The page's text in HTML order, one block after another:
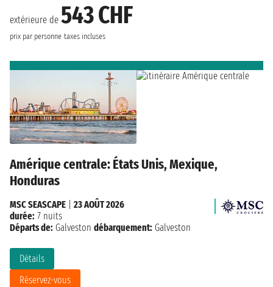
extérieure de 543 CHF
prix par personne taxes incluses
Amérique centrale: États Unis, Mexique,
Honduras
Détails
Réservez-vous
MSC SEASCAPE
23 AOÛT 2026
durée: 7 nuits
Départs de: Galveston débarquement: Galveston